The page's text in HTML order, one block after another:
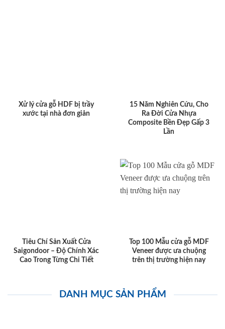
Xử lý cửa gỗ HDF bị trầy
xước tại nhà đơn giản
15 Năm Nghiên Cứu, Cho
Ra Đời Cửa Nhựa
Composite Bền Đẹp Gấp 3
Lần
Tiêu Chí Sản Xuất Cửa
Saigondoor – Độ Chính Xác
Cao Trong Từng Chi Tiết
Top 100 Mẫu cửa gỗ MDF
Veneer được ưa chuộng
trên thị trường hiện nay
DANH MỤC SẢN PHẨM